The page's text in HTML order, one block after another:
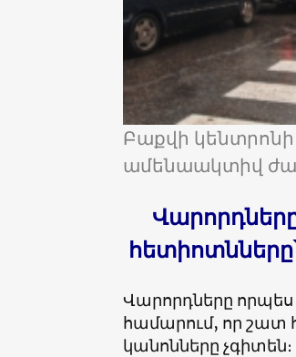
Բաքվի կենտրոնի
ամենաակտիվ
Վարորդները
համարում, որ շատ
կանոնները չգիտեն։